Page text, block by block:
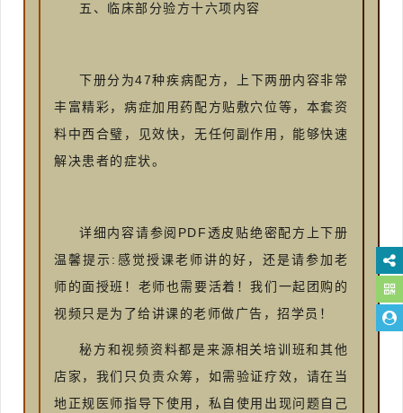
五、临床部分验方十六项内容
下册分为47种疾病配方，上下两册内容非常
丰富精彩，病症加用药配方贴敷穴位等，本套资
料中西合璧，见效快，无任何副作用，能够快速
解决患者的症状。
详细内容请参阅PDF透皮贴绝密配方上下册
温馨提示:感觉授课老师讲的好，还是请参加老
师的面授班！老师也需要活着！我们一起团购的
视频只是为了给讲课的老师做广告，招学员！
秘方和视频资料都是来源相关培训班和其他
店家，我们只负责众筹，如需验证疗效，请在当
地正规医师指导下使用，私自使用出现问题自己